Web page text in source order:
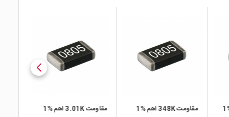
مقاومت 3.01M اهم %1
مقاومت 348K اهم %1
مقاومت 3.01K اهم %1